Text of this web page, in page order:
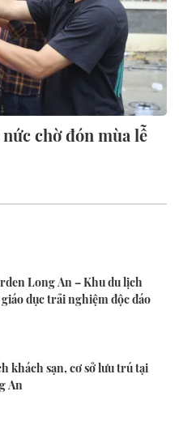
chờ đón mùa lễ
Long An – Khu du lịch
dục trải nghiệm độc đáo
khách sạn, cơ sở lưu trú tại
An